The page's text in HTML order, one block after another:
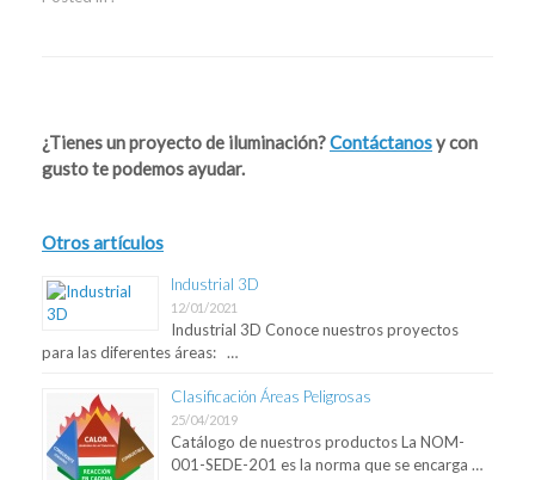
¿Tienes un proyecto de iluminación?Contáctanosy con
gusto te podemos ayudar.
Otros artículos
Industrial 3D
12/01/2021
Industrial 3D Conoce nuestros proyectos
para las diferentes áreas: …
Clasificación Áreas Peligrosas
25/04/2019
Catálogo de nuestros productos La NOM-
001-SEDE-201 es la norma que se encarga …